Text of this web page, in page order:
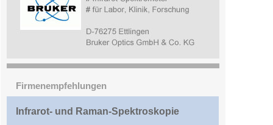
Firmenempfehlungen
Infrarot- und Raman-Spektroskopie